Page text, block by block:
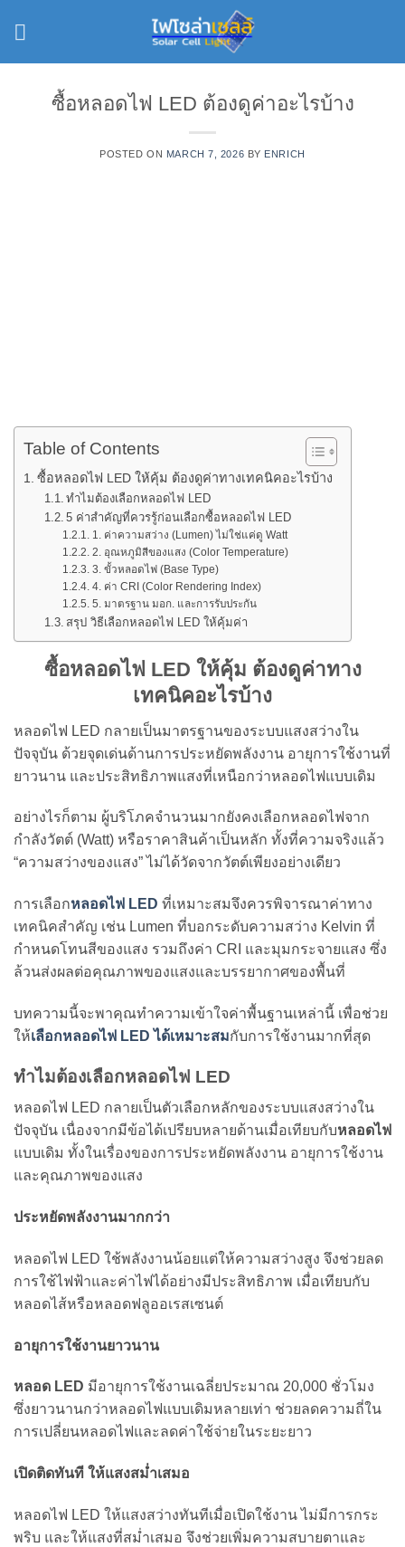
ซื้อหลอดไฟ LED ต้องดูค่าอะไรบ้าง
POSTED ON MARCH 7, 2026 BY ENRICH
Table of Contents
ซื้อหลอดไฟ LED ให้คุ้ม ต้องดูค่าทางเทคนิคอะไรบ้าง
ทำไมต้องเลือกหลอดไฟ LED
5 ค่าสำคัญที่ควรรู้ก่อนเลือกซื้อหลอดไฟ LED
1. ค่าความสว่าง (Lumen) ไม่ใช่แค่ดู Watt
2. อุณหภูมิสีของแสง (Color Temperature)
3. ขั้วหลอดไฟ (Base Type)
4. ค่า CRI (Color Rendering Index)
5. มาตรฐาน มอก. และการรับประกัน
สรุป วิธีเลือกหลอดไฟ LED ให้คุ้มค่า
ซื้อหลอดไฟ LED ให้คุ้ม ต้องดูค่าทาง
เทคนิคอะไรบ้าง
หลอดไฟ LED กลายเป็นมาตรฐานของระบบแสงสว่างใน
ปัจจุบัน ด้วยจุดเด่นด้านการประหยัดพลังงาน อายุการใช้งานที่
ยาวนาน และประสิทธิภาพแสงที่เหนือกว่าหลอดไฟแบบเดิม
อย่างไรก็ตาม ผู้บริโภคจำนวนมากยังคงเลือกหลอดไฟจาก
กำลังวัตต์ (Watt) หรือราคาสินค้าเป็นหลัก ทั้งที่ความจริงแล้ว
“ความสว่างของแสง” ไม่ได้วัดจากวัตต์เพียงอย่างเดียว
การเลือกหลอดไฟ LED ที่เหมาะสมจึงควรพิจารณาค่าทาง
เทคนิคสำคัญ เช่น Lumen ที่บอกระดับความสว่าง Kelvin ที่
กำหนดโทนสีของแสง รวมถึงค่า CRI และมุมกระจายแสง ซึ่ง
ล้วนส่งผลต่อคุณภาพของแสงและบรรยากาศของพื้นที่
บทความนี้จะพาคุณทำความเข้าใจค่าพื้นฐานเหล่านี้ เพื่อช่วย
ให้เลือกหลอดไฟ LED ได้เหมาะสมกับการใช้งานมากที่สุด
ทำไมต้องเลือกหลอดไฟ LED
หลอดไฟ LED กลายเป็นตัวเลือกหลักของระบบแสงสว่างใน
ปัจจุบัน เนื่องจากมีข้อได้เปรียบหลายด้านเมื่อเทียบกับหลอดไฟ
แบบเดิม ทั้งในเรื่องของการประหยัดพลังงาน อายุการใช้งาน
และคุณภาพของแสง
ประหยัดพลังงานมากกว่า
หลอดไฟ LED ใช้พลังงานน้อยแต่ให้ความสว่างสูง จึงช่วยลด
การใช้ไฟฟ้าและค่าไฟได้อย่างมีประสิทธิภาพ เมื่อเทียบกับ
หลอดไส้หรือหลอดฟลูออเรสเซนต์
อายุการใช้งานยาวนาน
หลอด LED มีอายุการใช้งานเฉลี่ยประมาณ 20,000 ชั่วโมง
ซึ่งยาวนานกว่าหลอดไฟแบบเดิมหลายเท่า ช่วยลดความถี่ใน
การเปลี่ยนหลอดไฟและลดค่าใช้จ่ายในระยะยาว
เปิดติดทันที ให้แสงสม่ำเสมอ
หลอดไฟ LED ให้แสงสว่างทันทีเมื่อเปิดใช้งาน ไม่มีการกระ
พริบ และให้แสงที่สม่ำเสมอ จึงช่วยเพิ่มความสบายตาและ